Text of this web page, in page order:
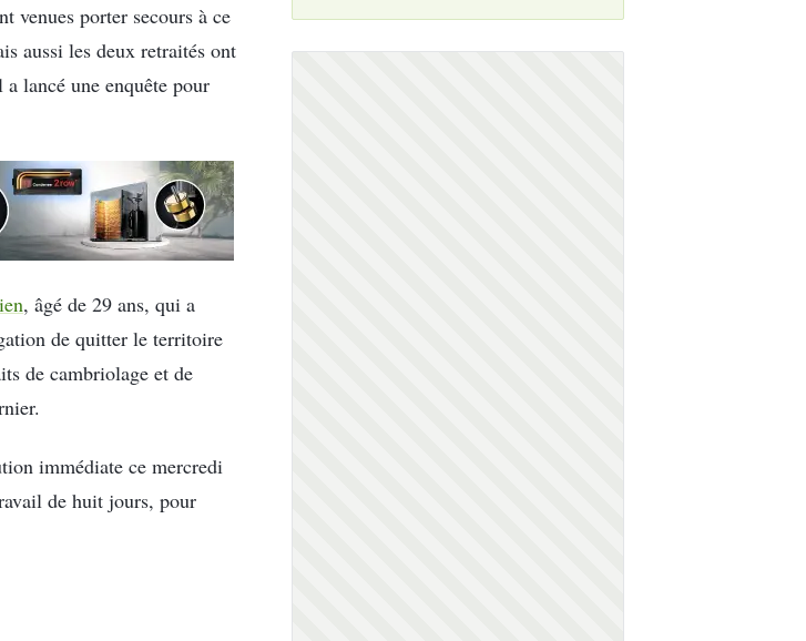
venues porter secours à ce
aussi les deux retraités ont
lancé une enquête pour
, âgé de 29 ans, qui a
de quitter le territoire
de cambriolage et de
immédiate ce mercredi
de huit jours, pour